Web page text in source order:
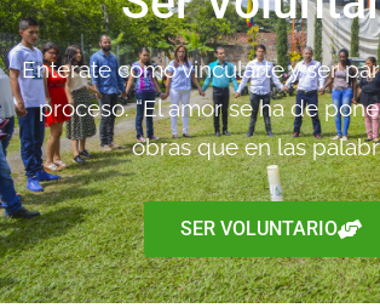
Enterate como vincularte y ser
proceso. “El amor se ha de
obras que en las
SER VOLUNTARIO